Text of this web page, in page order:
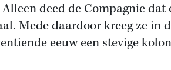
deed de Compagnie dat
Mede daardoor kreeg ze in
eeuw een stevige